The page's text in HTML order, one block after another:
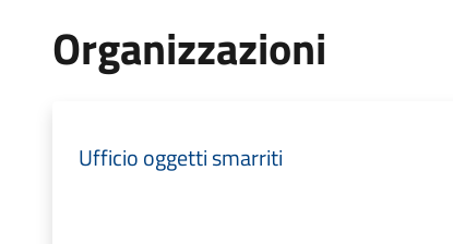
Organizzazioni
Ufficio oggetti smarriti